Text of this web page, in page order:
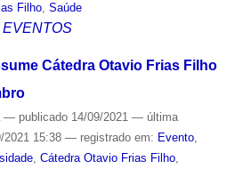
Filho, Saúde
EVENTOS
Cátedra Otavio Frias Filho
— publicado14/09/2021 — última
15:38 — registrado em: Evento,
, Cátedra Otavio Frias Filho,